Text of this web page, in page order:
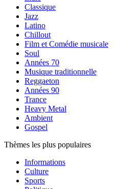
Classique
Jazz
Latino
Chillout
Film et Comédie musicale
Soul
Années 70
Musique traditionnelle
Reggaeton
Années 90
Trance
Heavy Metal
Ambient
Gospel
Thèmes les plus populaires
Informations
Culture
Sports